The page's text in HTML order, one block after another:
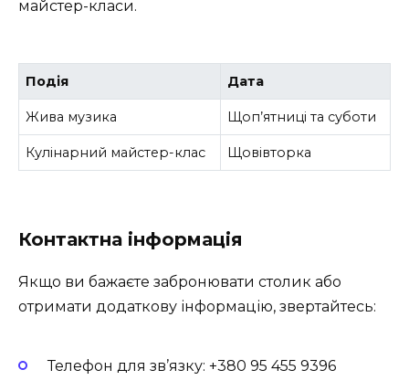
майстер-класи.
Подія Дата
Жива музика Щоп’ятниці та суботи
Кулінарний майстер-клас Щовівторка
Контактна інформація
Якщо ви бажаєте забронювати столик або
отримати додаткову інформацію, звертайтесь:
Телефон для зв’язку: +380 95 455 9396